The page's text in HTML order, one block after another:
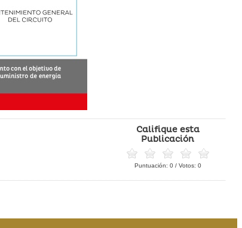
Califique esta
Publicación
Puntuación: 0/ Votos: 0